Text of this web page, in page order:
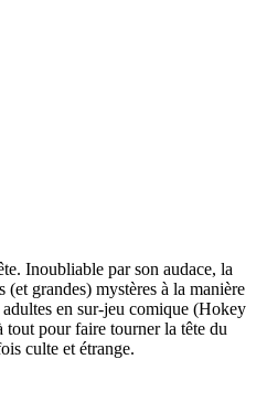
Inoubliable par son audace, la
grandes) mystères à la manière
en sur‑jeu comique (Hokey
pour faire tourner la tête du
culte et étrange.